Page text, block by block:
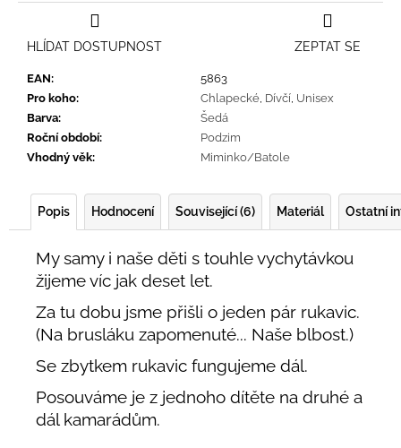
EAN:
5863
Pro koho: Chlapecké, Dívčí, Unisex
Barva:
Šedá
Roční období:
Podzim
Vhodný věk: Miminko/Batole
ZEPTAT SE
HLÍDAT DOSTUPNOST
Popis Hodnocení Související (6) Ostatní
Materiál
My samy i naše děti s touhle vychytávkou
žijeme víc jak deset let.
Za tu dobu jsme přišli o jeden pár rukavic.
(Na brusláku zapomenuté... Naše blbost.)
Se zbytkem rukavic fungujeme dál.
Posouváme je z jednoho dítěte na druhé a
dál kamarádům.